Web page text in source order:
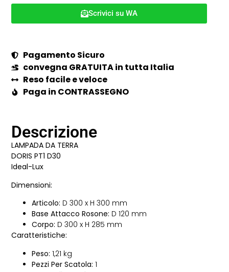
Scrivici su WA
Pagamento Sicuro
convegna GRATUITA in tutta Italia
Reso facile e veloce
Paga in CONTRASSEGNO
Descrizione
LAMPADA DA TERRA
DORIS PT1 D30
Ideal-Lux
Dimensioni:
Articolo: D 300 x H 300 mm
Base Attacco Rosone: D 120 mm
Corpo: D 300 x H 285 mm
Caratteristiche:
Peso: 1,21 kg
Pezzi Per Scatola: 1